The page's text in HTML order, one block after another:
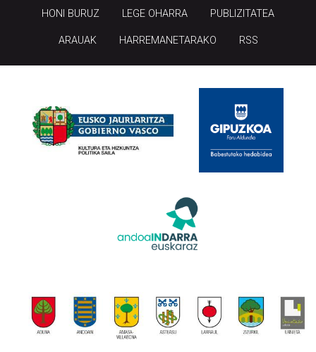
HONI BURUZ LEGE OHARRA PUBLIZITATEA
ARAUAK HARREMANETARAKO RSS